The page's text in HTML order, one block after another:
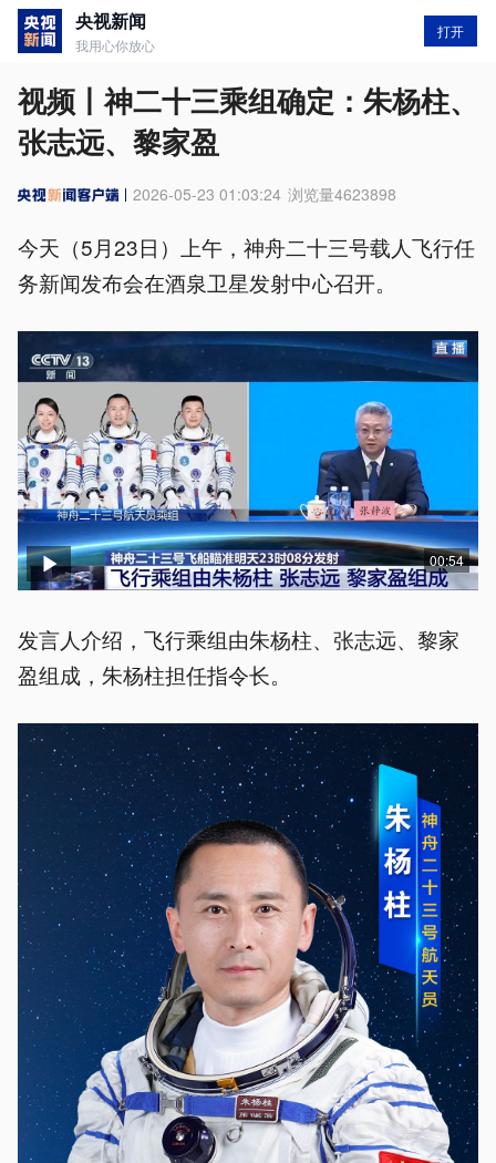
央视新闻
我用心你放心
打开
视频丨神二十三乘组确定：朱杨柱、
张志远、黎家盈
2026-05-23 01:03:24 浏览量4623898
今天（5月23日）上午，神舟二十三号载人飞行任
务新闻发布会在酒泉卫星发射中心召开。
00:54
发言人介绍，飞行乘组由朱杨柱、张志远、黎家
盈组成，朱杨柱担任指令长。